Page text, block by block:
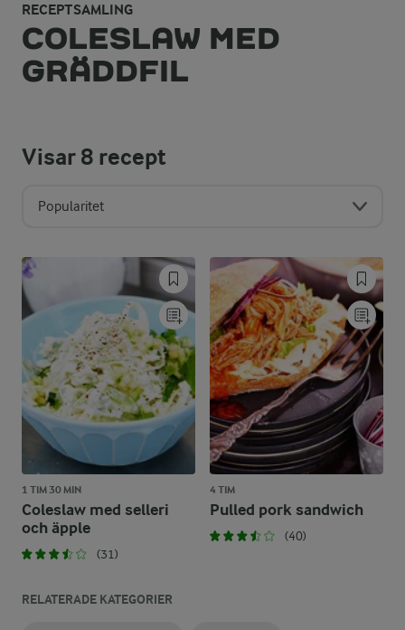
RECEPTSAMLING
COLESLAW MED
GRÄDDFIL
Visar8 recept
Popularitet
1 TIM 30 MIN
Coleslaw med selleri
och äpple
(31)
4 TIM
Pulled pork sandwich
(40)
RELATERADE KATEGORIER